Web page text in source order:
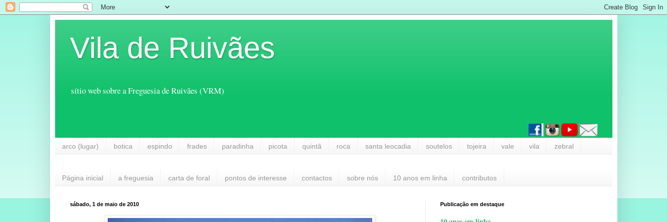
Vila de Ruivães
sítio web sobre a Freguesia de Ruivães (VRM)
arco (lugar) botica espindo frades paradinha picota quintã roca santa leocadia soutelos tojeira vale vila zebral
Página inicial a freguesia carta de foral pontos de interesse contactos sobre nós 10 anos em linha contributos
sábado, 1 de maio de 2010 Publicação em destaque